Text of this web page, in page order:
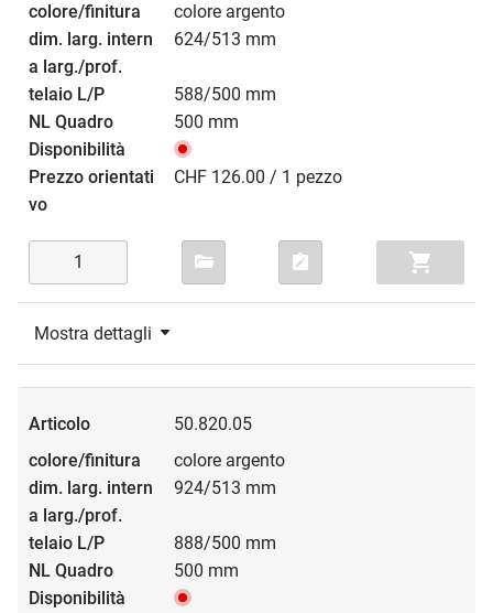
colore argento
624/513 mm
588/500 mm
500 mm
CHF 126.00 / 1 pezzo
Mostra dettagli
50.820.05
colore argento
924/513 mm
888/500 mm
500 mm